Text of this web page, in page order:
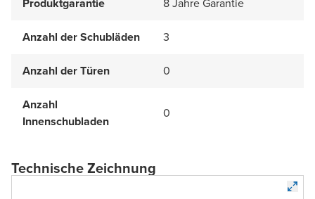
Anzahl der Schubläden 3
Anzahl der Türen 0
Anzahl
Innenschubladen
0
Technische Zeichnung